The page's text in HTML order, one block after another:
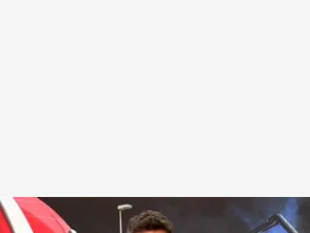
Las noticias, de la mano de Mónica Sanz y